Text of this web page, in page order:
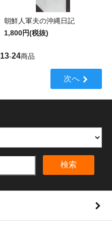
朝鮮人軍夫の沖縄日記
1,800円(税抜)
13-24商品
次へ
検索